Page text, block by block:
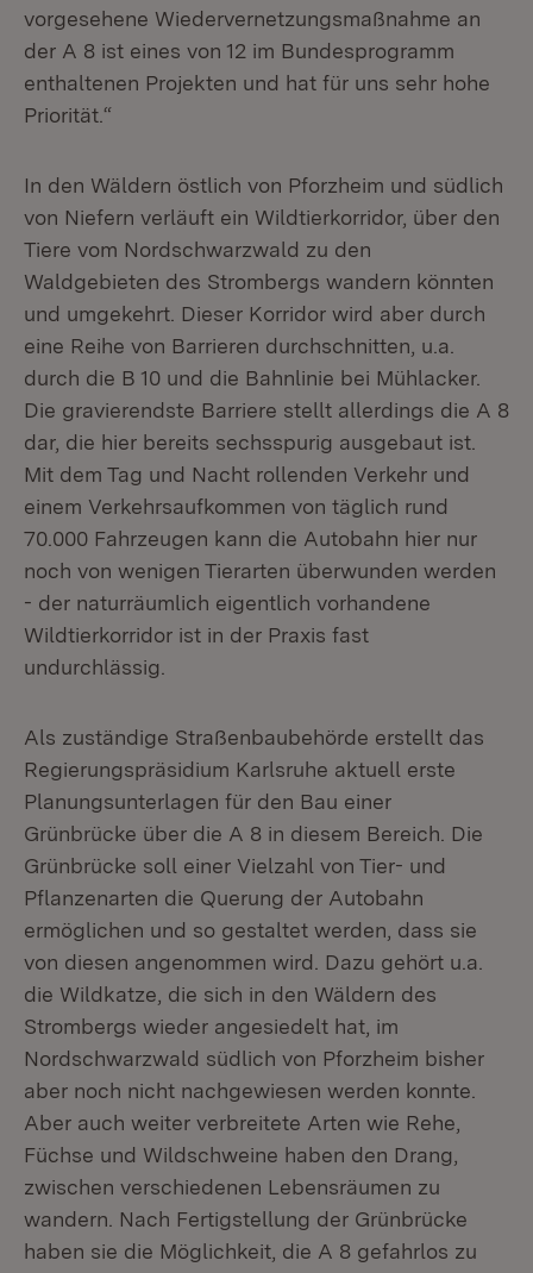
vorgesehene Wiedervernetzungsmaßnahme an
der A 8 ist eines von 12 im Bundesprogramm
enthaltenen Projekten und hat für uns sehr hohe
Priorität.“
In den Wäldern östlich von Pforzheim und südlich
von Niefern verläuft ein Wildtierkorridor, über den
Tiere vom Nordschwarzwald zu den
Waldgebieten des Strombergs wandern könnten
und umgekehrt. Dieser Korridor wird aber durch
eine Reihe von Barrieren durchschnitten, u.a.
durch die B 10 und die Bahnlinie bei Mühlacker.
Die gravierendste Barriere stellt allerdings die A 8
dar, die hier bereits sechsspurig ausgebaut ist.
Mit dem Tag und Nacht rollenden Verkehr und
einem Verkehrsaufkommen von täglich rund
70.000 Fahrzeugen kann die Autobahn hier nur
noch von wenigen Tierarten überwunden werden
- der naturräumlich eigentlich vorhandene
Wildtierkorridor ist in der Praxis fast
undurchlässig.
Als zuständige Straßenbaubehörde erstellt das
Regierungspräsidium Karlsruhe aktuell erste
Planungsunterlagen für den Bau einer
Grünbrücke über die A 8 in diesem Bereich. Die
Grünbrücke soll einer Vielzahl von Tier- und
Pflanzenarten die Querung der Autobahn
ermöglichen und so gestaltet werden, dass sie
von diesen angenommen wird. Dazu gehört u.a.
die Wildkatze, die sich in den Wäldern des
Strombergs wieder angesiedelt hat, im
Nordschwarzwald südlich von Pforzheim bisher
aber noch nicht nachgewiesen werden konnte.
Aber auch weiter verbreitete Arten wie Rehe,
Füchse und Wildschweine haben den Drang,
zwischen verschiedenen Lebensräumen zu
wandern. Nach Fertigstellung der Grünbrücke
haben sie die Möglichkeit, die A 8 gefahrlos zu